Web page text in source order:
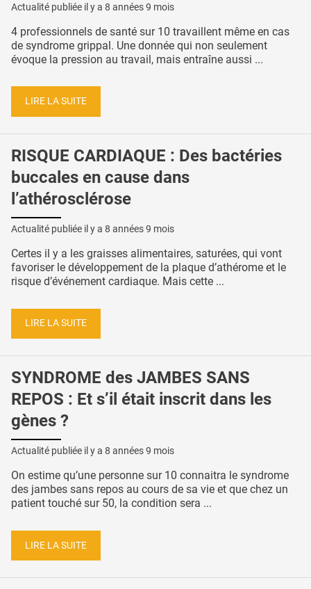
Actualité publiée il y a 8 années 9 mois
4 professionnels de santé sur 10 travaillent même en cas
de syndrome grippal. Une donnée qui non seulement
évoque la pression au travail, mais entraîne aussi ...
LIRE LA SUITE
RISQUE CARDIAQUE : Des bactéries
buccales en cause dans
l’athérosclérose
Actualité publiée il y a 8 années 9 mois
Certes il y a les graisses alimentaires, saturées, qui vont
favoriser le développement de la plaque d’athérome et le
risque d’événement cardiaque. Mais cette ...
LIRE LA SUITE
SYNDROME des JAMBES SANS
REPOS : Et s’il était inscrit dans les
gènes ?
Actualité publiée il y a 8 années 9 mois
On estime qu’une personne sur 10 connaitra le syndrome
des jambes sans repos au cours de sa vie et que chez un
patient touché sur 50, la condition sera ...
LIRE LA SUITE